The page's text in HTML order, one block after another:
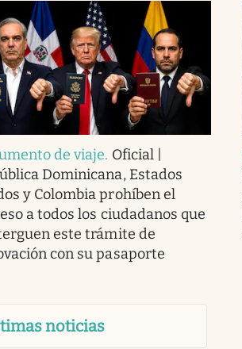
de viaje. Oficial |
Dominicana, Estados
y Colombia prohíben el
a todos los ciudadanos que
este trámite de
con su pasaporte
noticias